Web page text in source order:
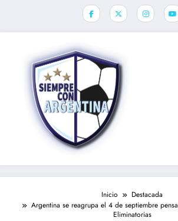
Inicio
Destacada
Argentina se reagrupa el 4 de septiembre
Eliminatorias